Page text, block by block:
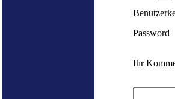
Password
Ihr